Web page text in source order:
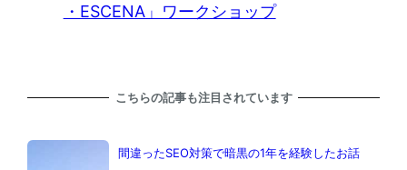
・ESCENA」ワークショップ
こちらの記事も注目されています
間違ったSEO対策で暗黒の1年を経験したお話